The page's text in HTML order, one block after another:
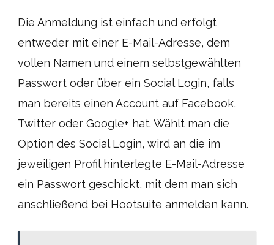
Die Anmeldung ist einfach und erfolgt
entweder mit einer E-Mail-Adresse, dem
vollen Namen und einem selbstgewählten
Passwort oder über ein Social Login, falls
man bereits einen Account auf Facebook,
Twitter oder Google+ hat. Wählt man die
Option des Social Login, wird an die im
jeweiligen Profil hinterlegte E-Mail-Adresse
ein Passwort geschickt, mit dem man sich
anschließend bei Hootsuite anmelden kann.